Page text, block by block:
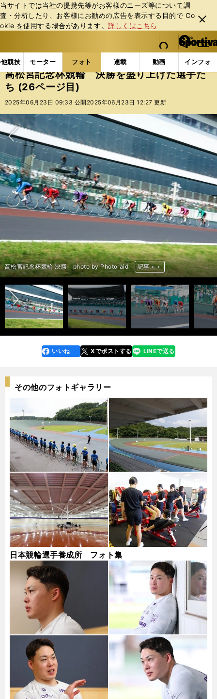
当サイトでは当社の提携先等がお客様のニーズ等について調
査・分析したり、お客様にお勧めの広告を表⽰する⽬的で Co
okie を使⽤する場合があります。詳しくはこちら
閉じ
る
web Sportiva (webスポルティーバ)
検索
マイペ
ー
ジ
メニュ
競技 モーター フォト 連載 動画 インフォ
b
ス
ポ
ル
バ
フォトギャラリー コラムフォト 高松宮記念杯競輪
高松宮記念杯競輪 決勝を盛り上げた選手た
ち (26ページ目)
2025年06月23日 09:33 公開 2025年06月23日 12:27 更新
次へ
ゴール後 左から古性優作、寺崎浩平、脇本雄太 photo by Photoraid
記事＞＞
ゴール後 左から古性優作、脇本雄太 photo by Photoraid 記事＞＞
高松宮記念杯競輪 photo by Photoraid 記事＞＞
高松宮記念杯競輪 photo by Photoraid 記事＞＞
高松宮記念杯競輪 photo by Photoraid 記事＞＞
高松宮記念杯競輪 photo by Photoraid 記事＞＞
高松宮記念杯競輪 photo by Photoraid 記事＞＞
古性優作 photo by Photoraid 記事＞＞
深谷知広 photo by Photoraid 記事＞＞
清水裕友 photo by Photoraid 記事＞＞
太田海也 photo by Photoraid 記事＞＞
郡司浩平 photo by Photoraid 記事＞＞
末木浩二 photo by Photoraid 記事＞＞
脇本雄太 photo by Photoraid 記事＞＞
松谷秀幸 photo by Photoraid 記事＞＞
寺崎浩平 photo by Photoraid 記事＞＞
古性優作 photo by Photoraid 記事＞＞
深谷知広 photo by Photoraid 記事＞＞
清水裕友 photo by Photoraid 記事＞＞
太田海也 photo by Photoraid 記事＞＞
郡司浩平 photo by Photoraid 記事＞＞
末木浩二 photo by Photoraid 記事＞＞
脇本雄太 photo by Photoraid 記事＞＞
松谷秀幸 photo by Photoraid 記事＞＞
寺崎浩平 photo by Photoraid 記事＞＞
高松宮記念杯競輪 決勝 photo by Photoraid 記事＞＞
高松宮記念杯競輪 決勝 photo by Photoraid 記事＞＞
決勝 残り１周 photo by Photoraid 記事＞＞
決勝のゴール付近 photo by Photoraid 記事＞＞
前へ
faceboo
k
いいね Xでポストする
line LINEで送る
その他のフォトギャラリー
日本競輪選手養成所 フォト集